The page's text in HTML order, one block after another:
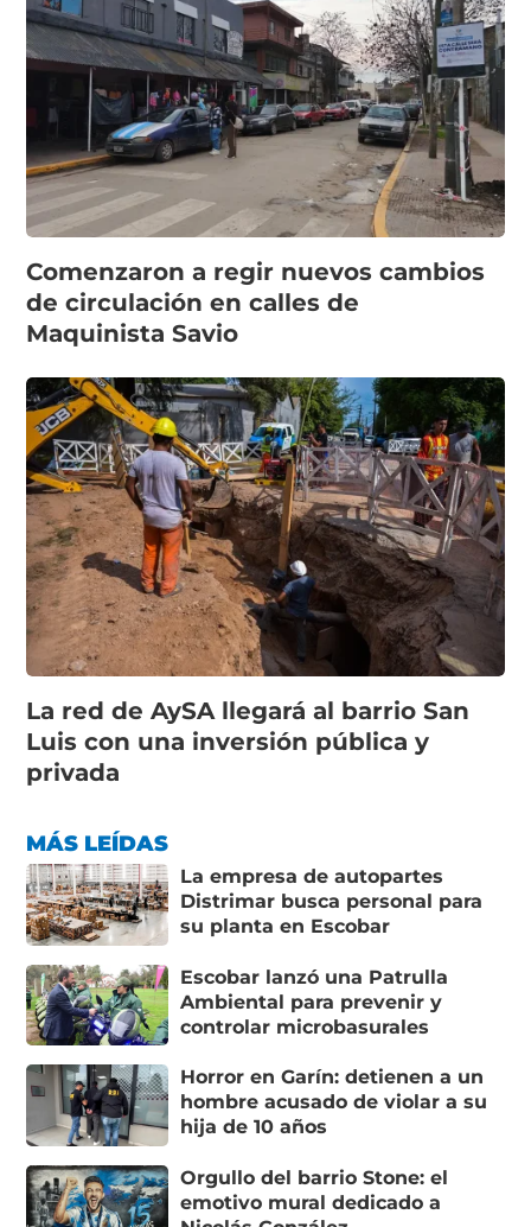
Comenzaron a regir nuevos cambios
de circulación en calles de
Maquinista Savio
La red de AySA llegará al barrio San
Luis con una inversión pública y
privada
MÁS LEÍDAS
La empresa de autopartes
Distrimar busca personal para
su planta en Escobar
Escobar lanzó una Patrulla
Ambiental para prevenir y
controlar microbasurales
Horror en Garín: detienen a un
hombre acusado de violar a su
hija de 10 años
Orgullo del barrio Stone: el
emotivo mural dedicado a